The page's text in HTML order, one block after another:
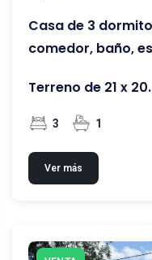
Casa de 3
comedor, baño,
Terreno de 21 x 20.
3 1
Ver más